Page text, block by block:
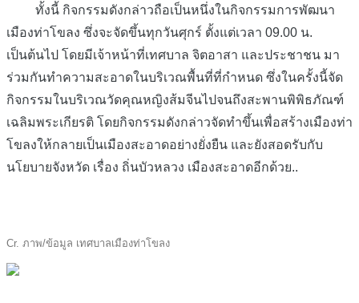
ทั้งนี้ กิจกรรมดังกล่าวถือเป็นหนึ่งในกิจกรรมการพัฒนา
เมืองท่าโขลง ซึ่งจะจัดขึ้นทุกวันศุกร์ ตั้งแต่เวลา 09.00 น.
เป็นต้นไป โดยมีเจ้าหน้าที่เทศบาล จิตอาสา และประชาชน มา
ร่วมกันทำความสะอาดในบริเวณพื้นที่ที่กำหนด ซึ่งในครั้งนี้จัด
กิจกรรมในบริเวณวัดคุณหญิงส้มจีนไปจนถึงสะพานพิพิธภัณฑ์
เฉลิมพระเกียรติ โดยกิจกรรมดังกล่าวจัดทำขึ้นเพื่อสร้างเมืองท่า
โขลงให้กลายเป็นเมืองสะอาดอย่างยั่งยืน และยังสอดรับกับ
นโยบายจังหวัด เรื่อง ถิ่นบัวหลวง เมืองสะอาดอีกด้วย..
Cr. ภาพ/ข้อมูล เทศบาลเมืองท่าโขลง